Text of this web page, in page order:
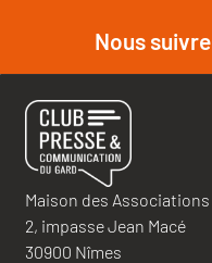
Nous suivre
Maison des Associations
2, impasse Jean Macé
30900 Nîmes